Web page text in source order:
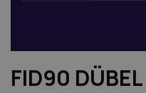
FID90 DÜBEL